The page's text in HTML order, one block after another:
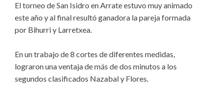
El torneo de San Isidro en Arrate estuvo muy animado
este año y al final resultó ganadora la pareja formada
por Bihurri y Larretxea.
En un trabajo de 8 cortes de diferentes medidas,
lograron una ventaja de más de dos minutos a los
segundos clasificados Nazabal y Flores.